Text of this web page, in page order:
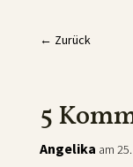
← Zurück
5
Angelika am